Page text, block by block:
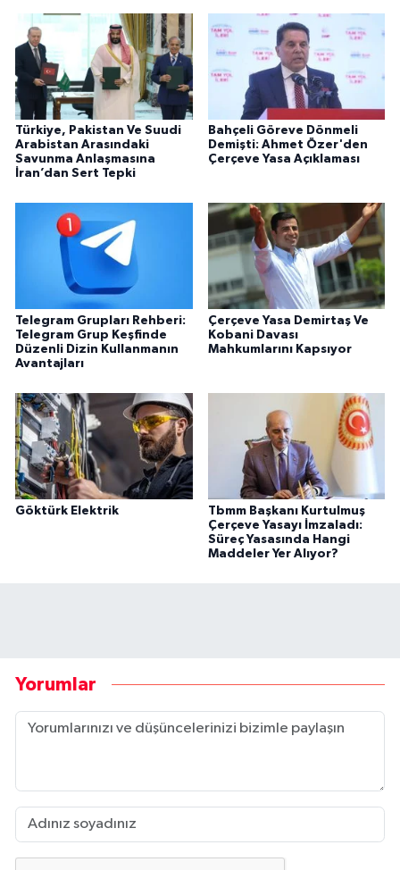
Türkiye, Pakistan Ve Suudi
Arabistan Arasındaki
Savunma Anlaşmasına
İran’dan Sert Tepki
Bahçeli Göreve Dönmeli
Demişti: Ahmet Özer'den
Çerçeve Yasa Açıklaması
Telegram Grupları Rehberi:
Telegram Grup Keşfinde
Düzenli Dizin Kullanmanın
Avantajları
Çerçeve Yasa Demirtaş Ve
Kobani Davası
Mahkumlarını Kapsıyor
Göktürk Elektrik
Tbmm Başkanı Kurtulmuş
Çerçeve Yasayı İmzaladı:
Süreç Yasasında Hangi
Maddeler Yer Alıyor?
Yorumlar